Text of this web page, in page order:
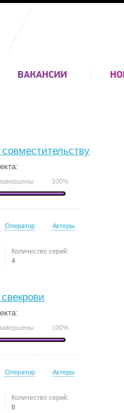
100%
Оператор Актеры
Количество серий:
4
100%
Оператор Актеры
Количество серий:
8